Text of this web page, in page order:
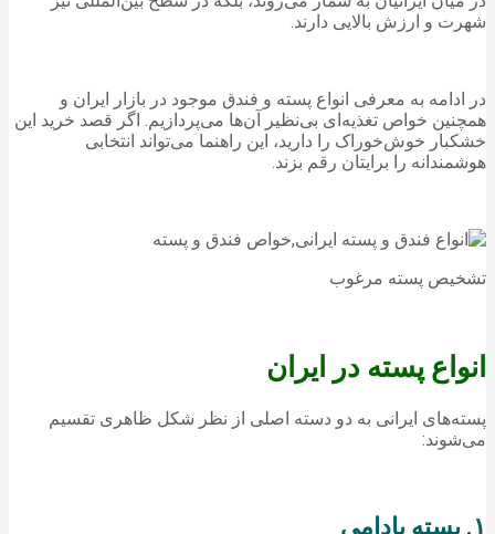
شهرت و ارزش بالایی دارند.
در ادامه به معرفی انواع پسته و فندق موجود در بازار ایران و
همچنین خواص تغذیه‌ای بی‌نظیر آن‌ها می‌پردازیم. اگر قصد خرید این
خشکبار خوش‌خوراک را دارید، این راهنما می‌تواند انتخابی
هوشمندانه را برایتان رقم بزند.
تشخیص پسته مرغوب
انواع پسته در ایران
پسته‌های ایرانی به دو دسته اصلی از نظر شکل ظاهری تقسیم
می‌شوند:
۱. پسته بادامی